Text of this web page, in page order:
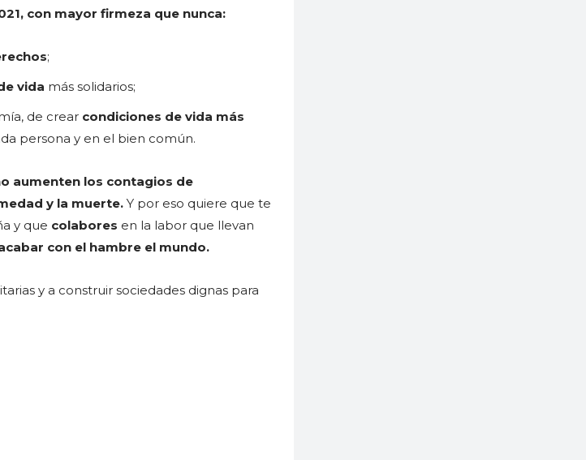
con mayor firmeza que nunca:
;
vida más solidarios;
de crear condiciones de vida más
persona y en el bien común.
aumenten los contagios de
y la muerte. Y por eso quiere que te
y que colabores en la labor que llevan
con el hambre el mundo.
y a construir sociedades dignas para